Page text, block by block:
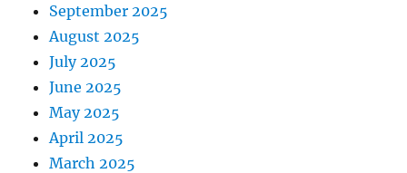
September 2025
August 2025
July 2025
June 2025
May 2025
April 2025
March 2025